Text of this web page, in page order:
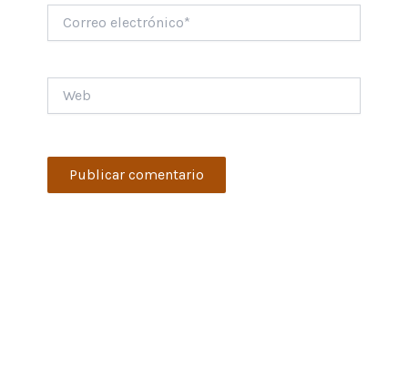
electrónico*